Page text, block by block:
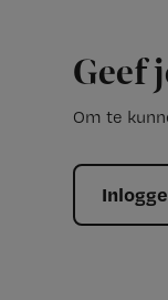
Geef
Om te